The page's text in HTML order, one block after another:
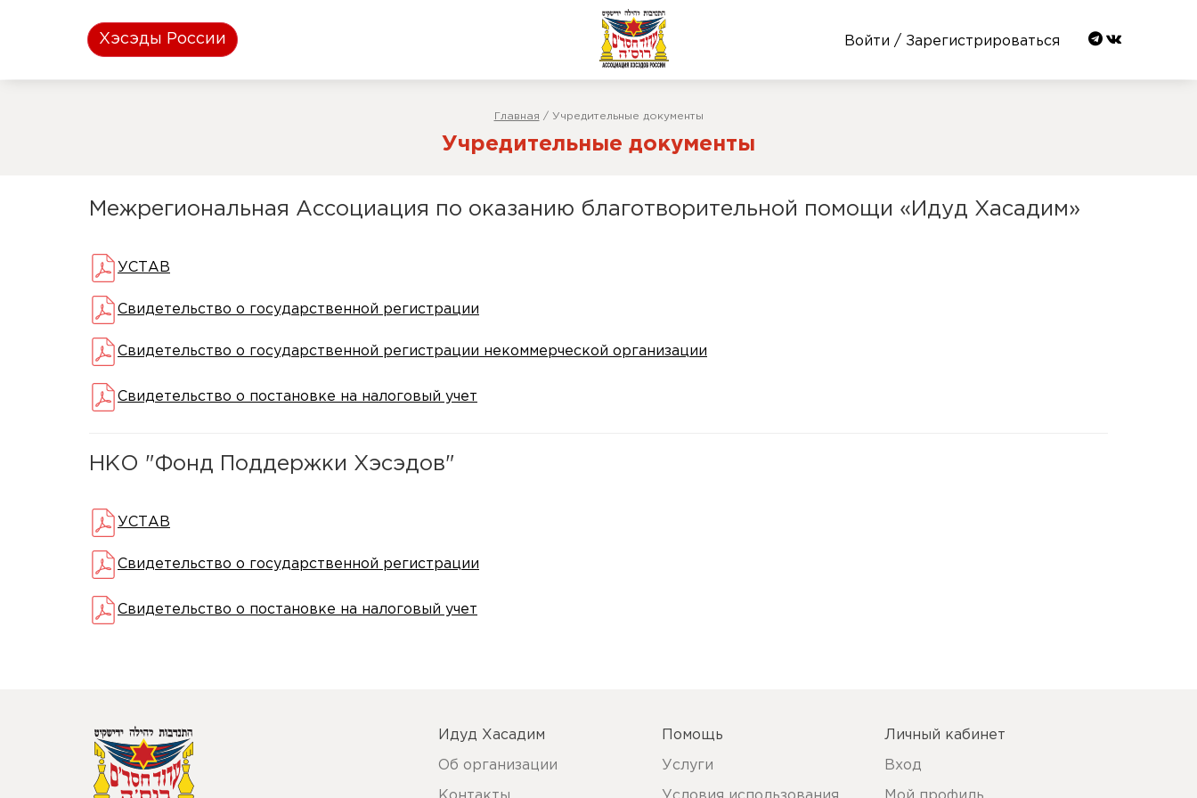
Хэсэды России Войти / Зарегистрироваться
Главная / Учредительные документы
Учредительные документы
Межрегиональная Ассоциация по оказанию благотворительной помощи «Идуд Хасадим»
УСТАВ
Свидетельство о государственной регистрации
Свидетельство о государственной регистрации некоммерческой организации
Свидетельство о постановке на налоговый учет
НКО "Фонд Поддержки Хэсэдов"
УСТАВ
Свидетельство о государственной регистрации
Свидетельство о постановке на налоговый учет
Идуд Хасадим
Об организации
Помощь
Услуги
Личный кабинет
Вход